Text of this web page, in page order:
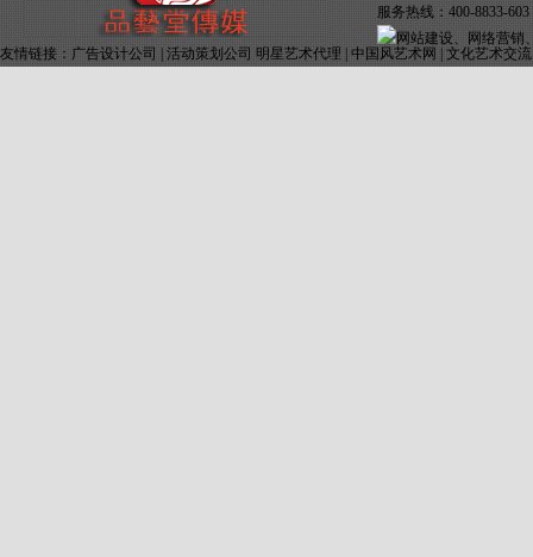
服务热线：400-8833-
友情链接： 广告设计公司 活动策划公司 明星艺术代理 中国风艺术网 文化艺术交流